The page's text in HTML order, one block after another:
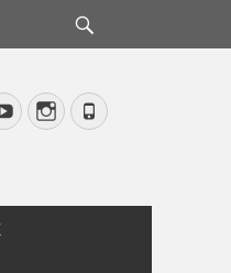
YouTubeInstagram
Phone